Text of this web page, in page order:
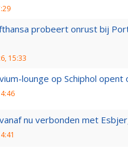
probeert onrust bij
15:33
lounge op Schiphol
nu verbonden met